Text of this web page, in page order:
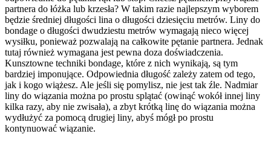
partnera do łóżka lub krzesła? W takim razie najlepszym wyborem
będzie średniej długości lina o długości dziesięciu metrów. Liny do
bondage o długości dwudziestu metrów wymagają nieco więcej
wysiłku, ponieważ pozwalają na całkowite pętanie partnera. Jednak
tutaj również wymagana jest pewna doza doświadczenia.
Kunsztowne techniki bondage, które z nich wynikają, są tym
bardziej imponujące. Odpowiednia długość zależy zatem od tego,
jak i kogo wiążesz. Ale jeśli się pomylisz, nie jest tak źle. Nadmiar
liny do wiązania można po prostu splątać (owinąć wokół innej liny
kilka razy, aby nie zwisała), a zbyt krótką linę do wiązania można
wydłużyć za pomocą drugiej liny, abyś mógł po prostu
kontynuować wiązanie.